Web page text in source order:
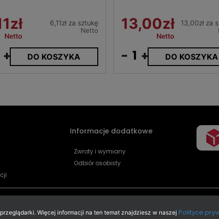
Netto
6,11zł za sztukę
Netto
+ DO KOSZYKA
13,00zł
Netto
13,00zł za
- + DO KOSZYKA
Informacje dodatkowe
Zwroty i wymiany
Odbiór osobisty
Więcej informacji na ten temat znajdziesz w naszej Polityce